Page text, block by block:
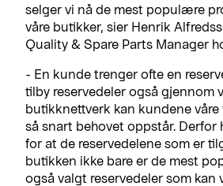
selger vi nå de mest populære
våre butikker, sier Henrik
Quality & Spare Parts Manager
- En kunde trenger ofte en
tilby reservedeler også gjennom
butikknettverk kan kundene våre
så snart behovet oppstår. Derfor
for at de reservedelene som er
butikken ikke bare er de mest
også valgt reservedeler som